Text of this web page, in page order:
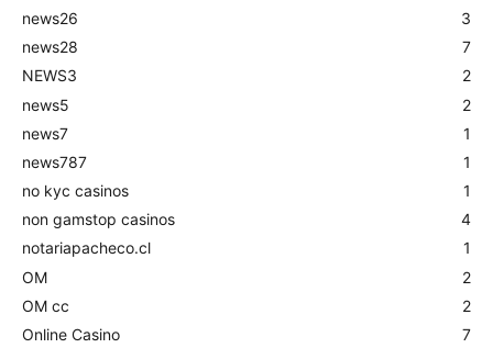
news26
3
news28
7
NEWS3
2
news5
2
news7
1
news787
1
no kyc casinos
1
non gamstop casinos
4
notariapacheco.cl
1
OM
2
OM cc
2
Online Casino
7